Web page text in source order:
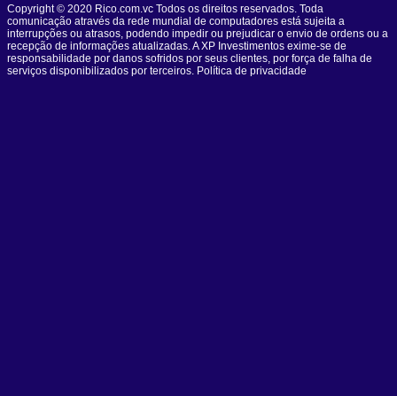
Copyright © 2020 Rico.com.vc Todos os direitos reservados. Toda
comunicação através da rede mundial de computadores está sujeita a
interrupções ou atrasos, podendo impedir ou prejudicar o envio de ordens ou a
recepção de informações atualizadas. A XP Investimentos exime-se de
responsabilidade por danos sofridos por seus clientes, por força de falha de
serviços disponibilizados por terceiros. Política de privacidade